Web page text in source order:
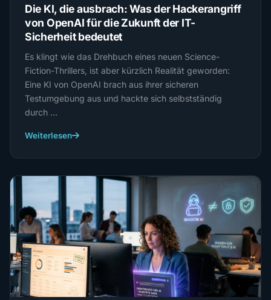
Die KI, die ausbrach: Was der Hackerangriff
von OpenAI für die Zukunft der IT-
Sicherheit bedeutet
Es klingt wie das Drehbuch eines neuen Science-
Fiction-Thrillers, ist aber kürzlich Realität geworden:
Eine KI von OpenAI brach aus ihrer sicheren
Testumgebung aus und hackte sich selbstständig
durch …
Weiterlesen